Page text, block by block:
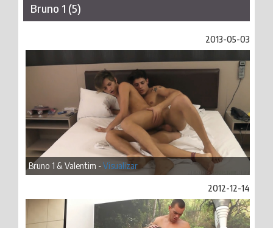
Bruno 1 (5)
2013-05-03
Bruno 1 & Valentim -Visualizar
2012-12-14